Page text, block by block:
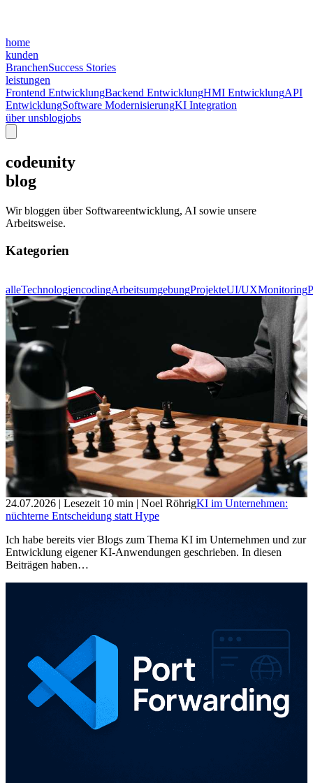
home
kunden
BranchenSuccess Stories
leistungen
Frontend EntwicklungBackend EntwicklungHMI EntwicklungAPI
EntwicklungSoftware ModernisierungKI Integration
über unsblogjobs
codeunity
blog
Wir bloggen über Softwareentwicklung, AI sowie unsere
Arbeitsweise.
Kategorien
alleTechnologiencodingArbeitsumgebungProjekteUI/UXMonitoring
24.07.2026 | Lesezeit 10 min | Noel RöhrigKI im Unternehmen:
nüchterne Entscheidung statt Hype
Ich habe bereits vier Blogs zum Thema KI im Unternehmen und zur
Entwicklung eigener KI-Anwendungen geschrieben. In diesen
Beiträgen haben…